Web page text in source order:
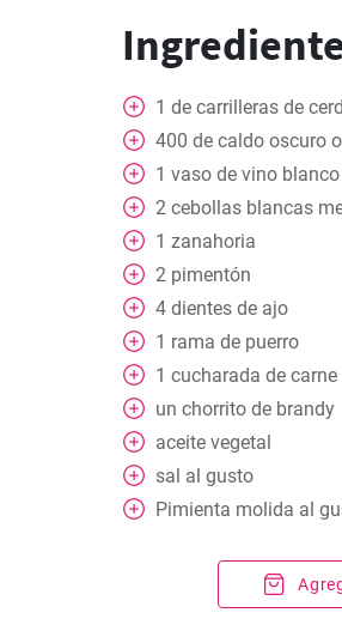
1 de carrilleras de
400 de caldo oscuro
1 vaso de vino
2 cebollas blancas
1 zanahoria
2 pimentón
4 dientes de ajo
1 rama de puerro
1 cucharada de
un chorrito de brandy
aceite vegetal
sal al gusto
Pimienta molida al